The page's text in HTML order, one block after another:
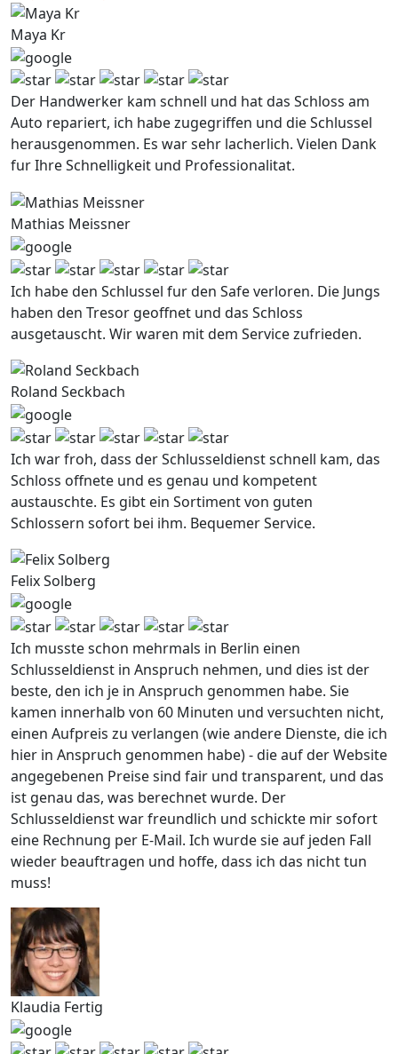
Maya Kr
Der Handwerker kam schnell und hat das Schloss am
Auto repariert, ich habe zugegriffen und die Schlussel
herausgenommen. Es war sehr lacherlich. Vielen Dank
fur Ihre Schnelligkeit und Professionalitat.
Mathias Meissner
Ich habe den Schlussel fur den Safe verloren. Die Jungs
haben den Tresor geoffnet und das Schloss
ausgetauscht. Wir waren mit dem Service zufrieden.
Roland Seckbach
Ich war froh, dass der Schlusseldienst schnell kam, das
Schloss offnete und es genau und kompetent
austauschte. Es gibt ein Sortiment von guten
Schlossern sofort bei ihm. Bequemer Service.
Felix Solberg
Ich musste schon mehrmals in Berlin einen
Schlusseldienst in Anspruch nehmen, und dies ist der
beste, den ich je in Anspruch genommen habe. Sie
kamen innerhalb von 60 Minuten und versuchten nicht,
einen Aufpreis zu verlangen (wie andere Dienste, die ich
hier in Anspruch genommen habe) - die auf der Website
angegebenen Preise sind fair und transparent, und das
ist genau das, was berechnet wurde. Der
Schlusseldienst war freundlich und schickte mir sofort
eine Rechnung per E-Mail. Ich wurde sie auf jeden Fall
wieder beauftragen und hoffe, dass ich das nicht tun
muss!
Klaudia Fertig